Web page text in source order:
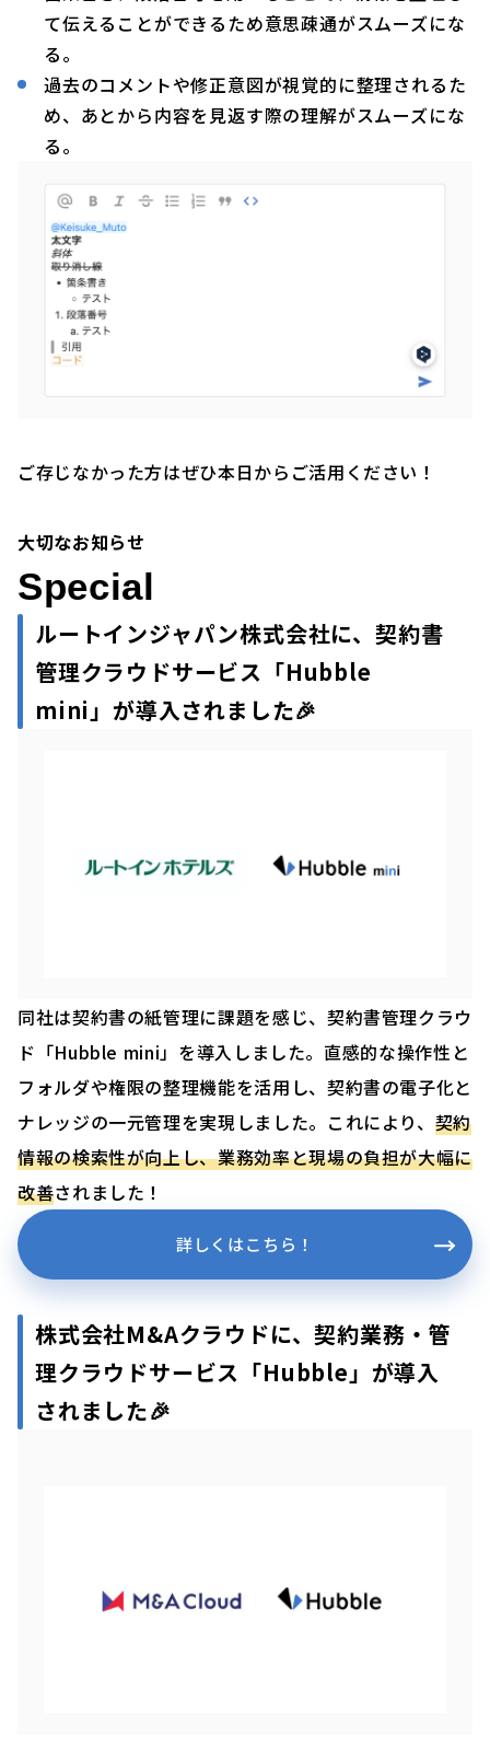
て伝えることができるため意思疎通がスムーズにな
る。
過去のコメントや修正意図が視覚的に整理されるた
め、あとから内容を見返す際の理解がスムーズにな
る。
ご存じなかった方はぜひ本日からご活用ください！
大切なお知らせ
Special
ルートインジャパン株式会社に、契約書
管理クラウドサービス「Hubble
mini」が導入されました🎉
同社は契約書の紙管理に課題を感じ、契約書管理クラウ
ド「Hubble mini」を導入しました。直感的な操作性と
フォルダや権限の整理機能を活用し、契約書の電子化と
ナレッジの一元管理を実現しました。これにより、 契約
情報の検索性が向上し、業務効率と現場の負担が大幅に
改善されました！
詳しくはこちら！
株式会社M&Aクラウドに、契約業務・管
理クラウドサービス「Hubble」が導入
されました🎉